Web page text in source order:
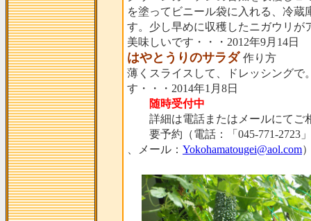
を塗ってビニール袋に入れる、冷
す。少し早めに収穫したニガウリが
美味しいです・・・2012年9月14日
はやとうりのサラダ 作り方
薄くスライスして、ドレッシングで
す・・・2014年1月8日
随時受付中
詳細は電話またはメールにてご
要予約（電話：「045-771-2723」
、メール： Yokohamatougei@aol.com